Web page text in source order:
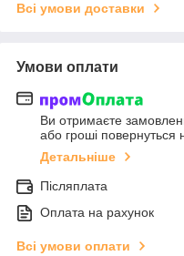
Всі умови доставки
Умови оплати
Ви отримаєте
або гроші повернуться
Детальніше
Післяплата
Оплата на рахунок
Всі умови оплати